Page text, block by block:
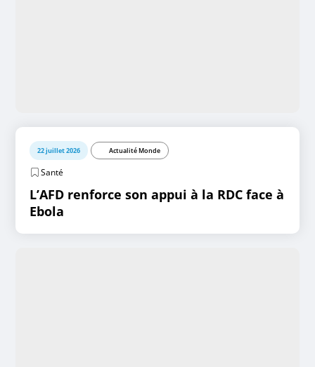
22 juillet 2026 Actualité Monde
Santé
L’AFD renforce son appui à la RDC face à
Ebola